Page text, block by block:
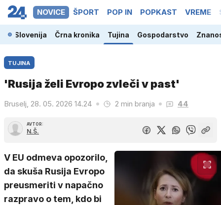
NOVICE ŠPORT POP IN POPKAST VREME
Slovenija Črna kronika Tujina Gospodarstvo
TUJINA
'Rusija želi Evropo zvleči v past'
Bruselj, 28. 05. 2026 14.24 2 min branja 44
AVTOR:
N.Š.
V EU odmeva opozorilo,
da skuša Rusija Evropo
preusmeriti v napačno
razpravo o tem, kdo bi